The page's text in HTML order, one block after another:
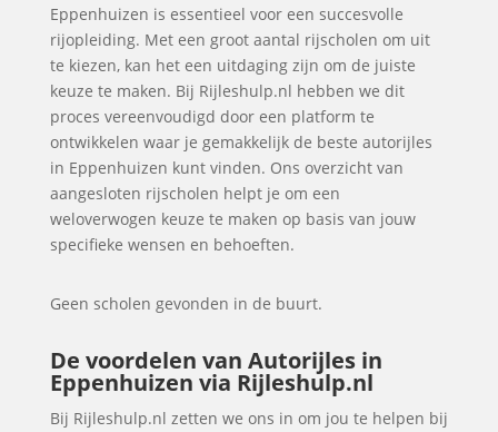
Eppenhuizen is essentieel voor een succesvolle
rijopleiding. Met een groot aantal rijscholen om uit
te kiezen, kan het een uitdaging zijn om de juiste
keuze te maken. Bij Rijleshulp.nl hebben we dit
proces vereenvoudigd door een platform te
ontwikkelen waar je gemakkelijk de beste autorijles
in Eppenhuizen kunt vinden. Ons overzicht van
aangesloten rijscholen helpt je om een
weloverwogen keuze te maken op basis van jouw
specifieke wensen en behoeften.
Geen scholen gevonden in de buurt.
De voordelen van Autorijles in
Eppenhuizen via Rijleshulp.nl
Bij Rijleshulp.nl zetten we ons in om jou te helpen bij